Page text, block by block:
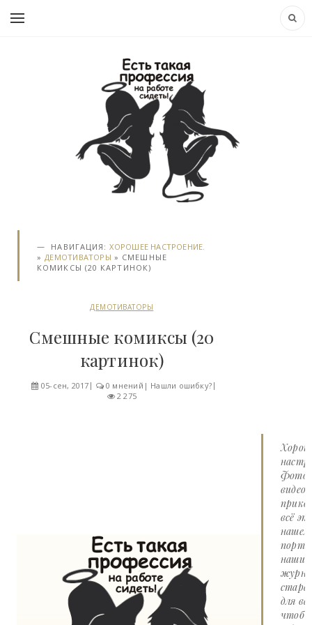
НАВИГАЦИЯ:ХОРОШЕЕ НАСТРОЕНИЕ.
»ДЕМОТИВАТОРЫ » СМЕШНЫЕ
КОМИКСЫ (20 КАРТИНОК)
ДЕМОТИВАТОРЫ
Смешные комиксы (20
картинок)
05-сен, 2017 0 мнений | Нашли ошибку?
2 275
Фото
видео
всё
нашем
наши
для
чтоб